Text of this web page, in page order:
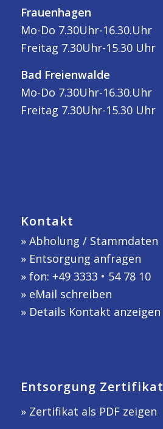
Frauenhagen
Mo-Do 7.30Uhr-16.30.Uhr
Freitag 7.30Uhr-15.30 Uhr
Bad Freienwalde
Mo-Do 7.30Uhr-16.30.Uhr
Freitag 7.30Uhr-15.30 Uhr
Kontakt
» Abholung / Stammdaten
» Entsorgung anfragen
» fon: +49 3333 • 54 78 10
» eMail schreiben
» Details Kontakt anzeigen
Entsorgung Zertifikat
» Zertifikat als PDF zeigen